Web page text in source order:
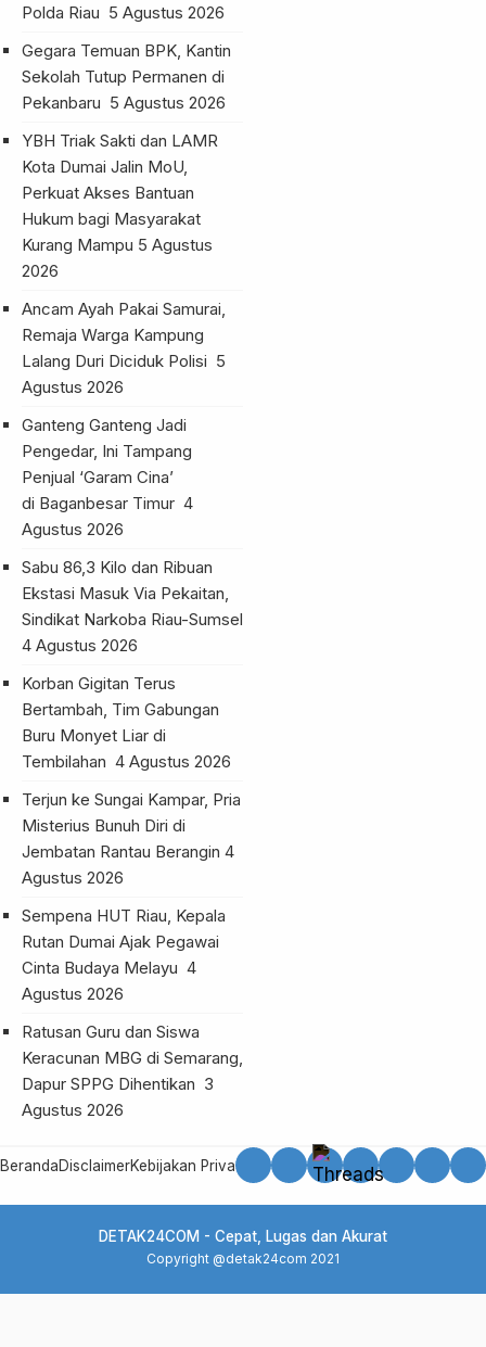
Polda Riau 5 Agustus 2026
Gegara Temuan BPK, Kantin
Sekolah Tutup Permanen di
Pekanbaru 5 Agustus 2026
YBH Triak Sakti dan LAMR
Kota Dumai Jalin MoU,
Perkuat Akses Bantuan
Hukum bagi Masyarakat
Kurang Mampu 5 Agustus
2026
Ancam Ayah Pakai Samurai,
Remaja Warga Kampung
Lalang Duri Diciduk Polisi 5
Agustus 2026
Ganteng Ganteng Jadi
Pengedar, Ini Tampang
Penjual ‘Garam Cina’
di Baganbesar Timur 4
Agustus 2026
Sabu 86,3 Kilo dan Ribuan
Ekstasi Masuk Via Pekaitan,
Sindikat Narkoba Riau-Sumsel
4 Agustus 2026
Korban Gigitan Terus
Bertambah, Tim Gabungan
Buru Monyet Liar di
Tembilahan 4 Agustus 2026
Terjun ke Sungai Kampar, Pria
Misterius Bunuh Diri di
Jembatan Rantau Berangin 4
Agustus 2026
Sempena HUT Riau, Kepala
Rutan Dumai Ajak Pegawai
Cinta Budaya Melayu 4
Agustus 2026
Ratusan Guru dan Siswa
Keracunan MBG di Semarang,
Dapur SPPG Dihentikan 3
Agustus 2026
BerandaDisclaimerKebijakan Privasi Kode Etik Pedoman Media Siber
DETAK24COM - Cepat, Lugas dan Akurat
Copyright @detak24com 2021